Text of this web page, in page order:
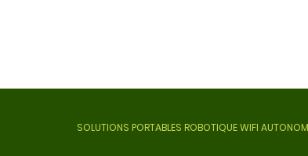
SOLUTIONS PORTABLES ROBOTIQUE WIFI